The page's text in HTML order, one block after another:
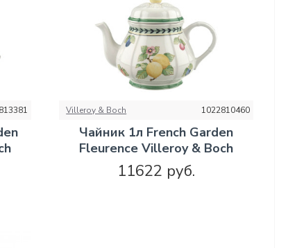
Villeroy & Boch 1022810460
Чайник 1л French Garden
Fleurence Villeroy & Boch
11622 руб.